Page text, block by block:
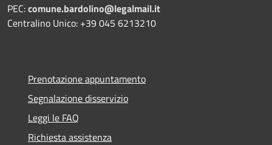
PEC:comune.bardolino@legalmail.it
Centralino Unico: +39 045 6213210
Prenotazione appuntamento
Segnalazione disservizio
Leggi le FAQ
Richiesta assistenza